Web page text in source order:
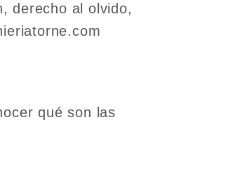
derecho al olvido,
qué son las